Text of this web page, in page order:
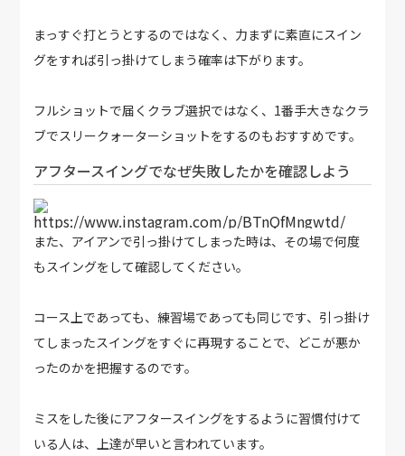
まっすぐ打とうとするのではなく、力まずに素直にスイン
グをすれば引っ掛けてしまう確率は下がります。
フルショットで届くクラブ選択ではなく、1番手大きなクラ
ブでスリークォーターショットをするのもおすすめです。
アフタースイングでなぜ失敗したかを確認しよう
https://www.instagram.com/p/BTnQfMngwtd/
また、アイアンで引っ掛けてしまった時は、その場で何度
もスイングをして確認してください。
コース上であっても、練習場であっても同じです、引っ掛け
てしまったスイングをすぐに再現することで、どこが悪か
ったのかを把握するのです。
ミスをした後にアフタースイングをするように習慣付けて
いる人は、上達が早いと言われています。